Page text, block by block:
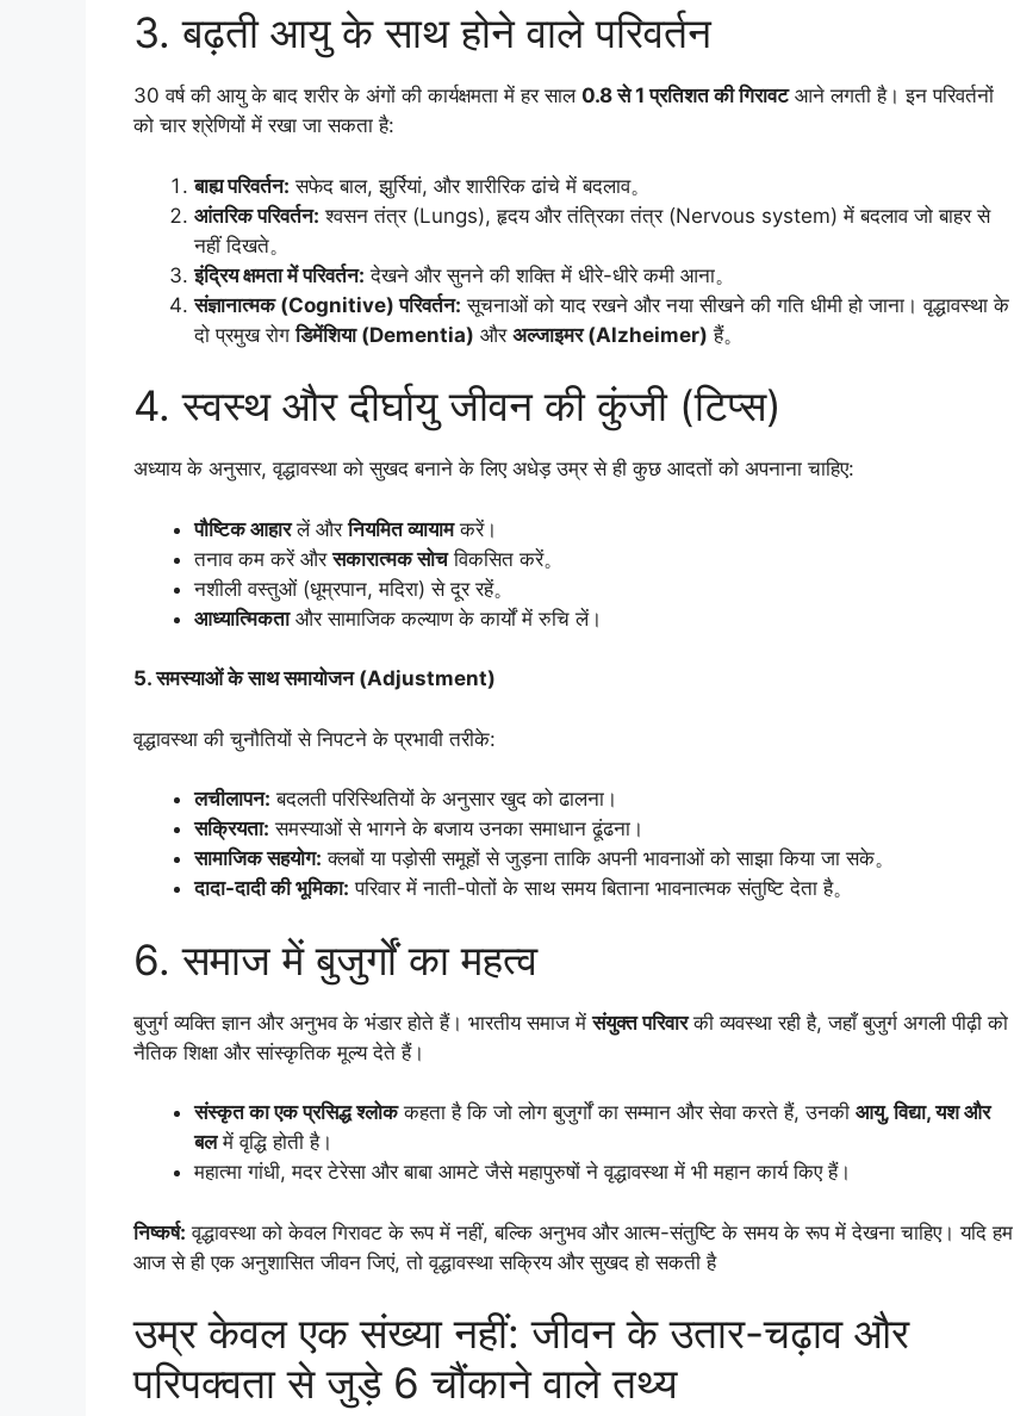
3. बढ़ती आयु के साथ होने वाले परिवर्तन
30 वर्ष की आयु के बाद शरीर के अंगों की कार्यक्षमता में हर साल 0.8 से 1 प्रतिशत की गिरावटआने लगती है। इन परिवर्तनों
को चार श्रेणियों में रखा जा सकता है:
बाह्य परिवर्तन: सफेद बाल, झुर्रियां, और शारीरिक ढांचे में बदलाव。
आंतरिक परिवर्तन: श्वसन तंत्र (Lungs), हृदय और तंत्रिका तंत्र (Nervous system) में बदलाव जो बाहर से
नहीं दिखते。
इंद्रिय क्षमता में परिवर्तन: देखने और सुनने की शक्ति में धीरे-धीरे कमी आना。
संज्ञानात्मक (Cognitive) परिवर्तन: सूचनाओं को याद रखने और नया सीखने की गति धीमी हो जाना। वृद्धावस्था के
दो प्रमुख रोगडिमेंशिया (Dementia) और अल्जाइमर (Alzheimer) हैं。
4. स्वस्थ और दीर्घायु जीवन की कुंजी (टिप्स)
अध्याय के अनुसार, वृद्धावस्था को सुखद बनाने के लिए अधेड़ उम्र से ही कुछ आदतों को अपनाना चाहिए:
पौष्टिक आहारलें औरनियमित व्यायामकरें।
तनाव कम करें औरसकारात्मक सोचविकसित करें。
नशीली वस्तुओं (धूम्रपान, मदिरा) से दूर रहें。
आध्यात्मिकताऔर सामाजिक कल्याण के कार्यों में रुचि लें।
5. समस्याओं के साथ समायोजन (Adjustment)
वृद्धावस्था की चुनौतियों से निपटने के प्रभावी तरीके:
लचीलापन: बदलती परिस्थितियों के अनुसार खुद को ढालना।
सक्रियता: समस्याओं से भागने के बजाय उनका समाधान ढूंढना।
सामाजिक सहयोग: क्लबों या पड़ोसी समूहों से जुड़ना ताकि अपनी भावनाओं को साझा किया जा सके。
दादा-दादी की भूमिका: परिवार में नाती-पोतों के साथ समय बिताना भावनात्मक संतुष्टि देता है。
6. समाज में बुजुर्गों का महत्व
बुजुर्ग व्यक्ति ज्ञान और अनुभव के भंडार होते हैं। भारतीय समाज मेंसंयुक्त परिवारकी व्यवस्था रही है, जहाँ बुजुर्ग अगली पीढ़ी को
नैतिक शिक्षा और सांस्कृतिक मूल्य देते हैं।
संस्कृत का एक प्रसिद्ध श्लोककहता है कि जो लोग बुजुर्गों का सम्मान और सेवा करते हैं, उनकी आयु, विद्या, यश और
बलमें वृद्धि होती है।
महात्मा गांधी, मदर टेरेसा और बाबा आमटे जैसे महापुरुषों ने वृद्धावस्था में भी महान कार्य किए हैं।
निष्कर्ष: वृद्धावस्था को केवल गिरावट के रूप में नहीं, बल्कि अनुभव और आत्म-संतुष्टि के समय के रूप में देखना चाहिए। यदि हम
आज से ही एक अनुशासित जीवन जिएं, तो वृद्धावस्था सक्रिय और सुखद हो सकती है
उम्र केवल एक संख्या नहीं: जीवन के उतार-चढ़ाव और
परिपक्वता से जुड़े 6 चौंकाने वाले तथ्य